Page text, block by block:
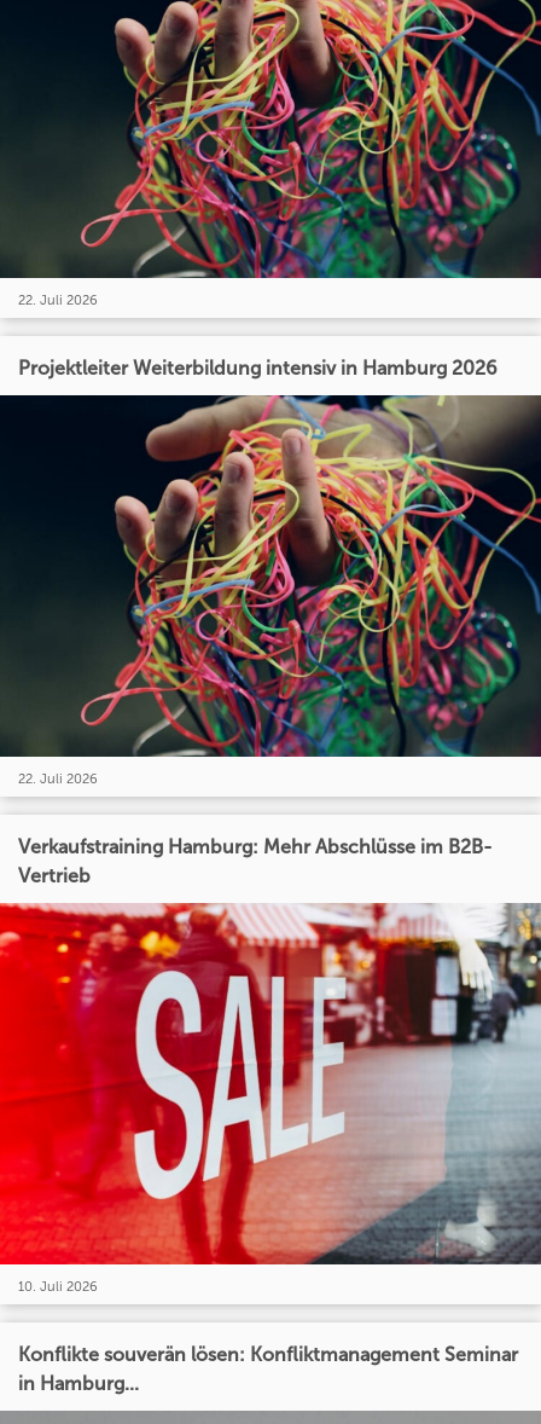
22. Juli 2026
Projektleiter Weiterbildung intensiv in Hamburg 2026
22. Juli 2026
Verkaufstraining Hamburg: Mehr Abschlüsse im B2B-
Vertrieb
10. Juli 2026
Konflikte souverän lösen: Konfliktmanagement Seminar
in Hamburg...